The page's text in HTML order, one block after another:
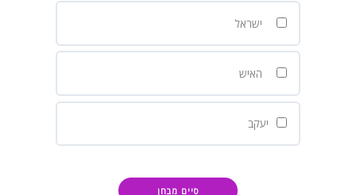
ישראל
האיש
יעקב